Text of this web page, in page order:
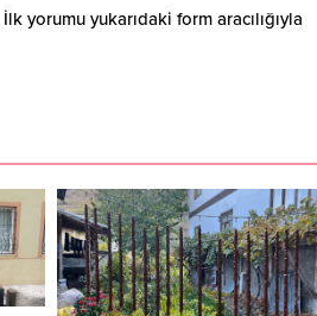
yorumu yukarıdaki form aracılığıyla